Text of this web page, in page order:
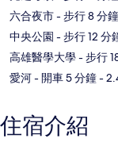
六合夜市- 步行 8 分鐘
中央公園 - 步行 12 分
高雄醫學大學- 步行
愛河- 開車 5 分鐘-
住宿介紹